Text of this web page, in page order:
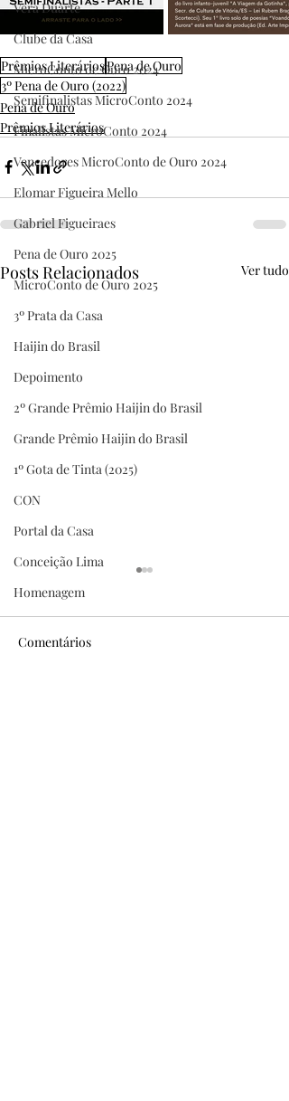
Vera Duarte
Clube da Casa
MicroConto de Ouro 2024
Semifinalistas MicroConto 2024
Finalistas MicroConto 2024
Vencedores MicroConto de Ouro 2024
Elomar Figueira Mello
Gabriel Figueiraes
Pena de Ouro 2025
MicroConto de Ouro 2025
3º Prata da Casa
Haijin do Brasil
Depoimento
2º Grande Prêmio Haijin do Brasil
Grande Prêmio Haijin do Brasil
1º Gota de Tinta (2025)
CON
Portal da Casa
Conceição Lima
Homenagem
Prêmios LiteráriosPena de Ouro
3º Pena de Ouro (2022)
Pena de Ouro
Prêmios Literários
Posts Relacionados Ver tudo
Comentários